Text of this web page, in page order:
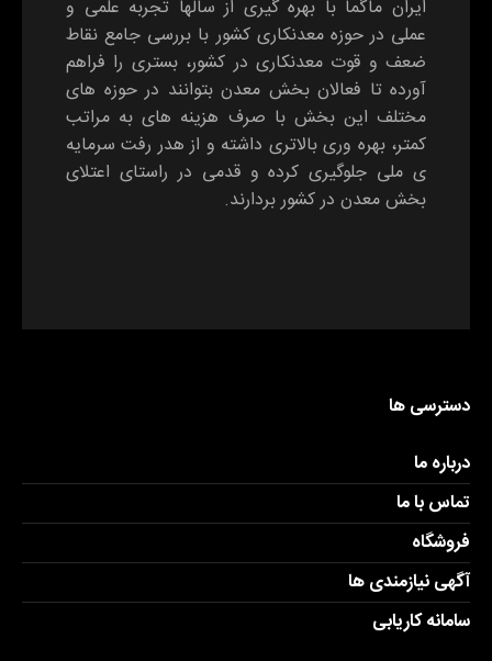
ایران ماگما با بهره گیری از سالها تجربه علمی و
عملی در حوزه معدنکاری کشور با بررسی جامع نقاط
ضعف و قوت معدنکاری در کشور، بستری را فراهم
آورده تا فعالان بخش معدن بتوانند در حوزه های
مختلف این بخش با صرف هزینه های به مراتب
کمتر، بهره وری بالاتری داشته و از هدر رفت سرمایه
ی ملی جلوگیری کرده و قدمی در راستای اعتلای
بخش معدن در کشور بردارند.
دسترسی ها
درباره ما
تماس با ما
فروشگاه
آگهی نیازمندی ها
سامانه کاریابی